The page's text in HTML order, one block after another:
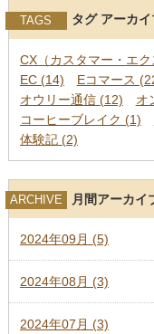
TAGS タグ アーカイ
CX（カスタマー・エ
EC (14)
Eコマース
オウリー通信 (12)
オ
コーヒーブレイク (1)
体験記 (2)
ARCHIVE 月間アーカイ
2024年09月 (5)
2024年08月 (3)
2024年07月 (3)